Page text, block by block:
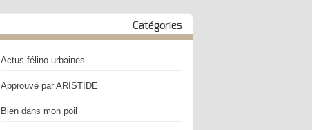
Catégories
Actus félino-urbaines
Approuvé par ARISTIDE
Bien dans mon poil